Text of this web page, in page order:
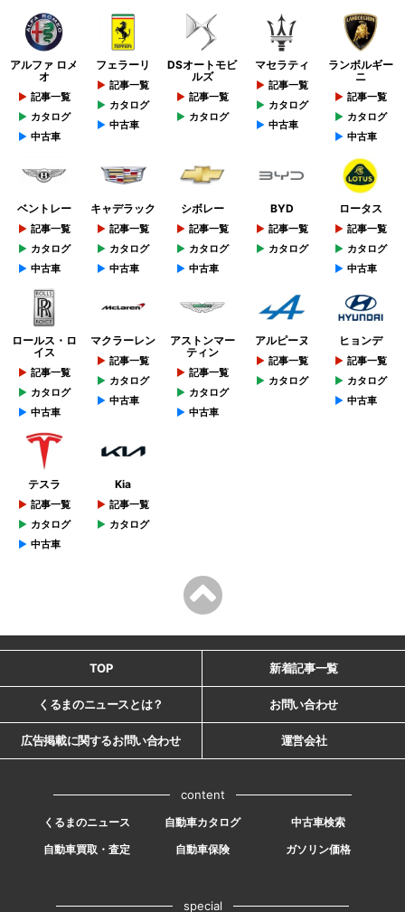
アルファ ロメ
オ
記事一覧
カタログ
中古車
フェラーリ
記事一覧
カタログ
中古車
DSオートモビ
ルズ
記事一覧
カタログ
マセラティ
記事一覧
カタログ
中古車
ランボルギー
ニ
記事一覧
カタログ
中古車
ベントレー
記事一覧
カタログ
中古車
キャデラック
記事一覧
カタログ
中古車
シボレー
記事一覧
カタログ
中古車
BYD
記事一覧
カタログ
ロータス
記事一覧
カタログ
中古車
ロールス・ロ
イス
記事一覧
カタログ
中古車
マクラーレン
記事一覧
カタログ
中古車
アストンマー
ティン
記事一覧
カタログ
中古車
アルピーヌ
記事一覧
カタログ
ヒョンデ
記事一覧
カタログ
中古車
テスラ
記事一覧
カタログ
中古車
Kia
記事一覧
カタログ
TOP 新着記事一覧
くるまのニュースとは？ お問い合わせ
広告掲載に関するお問い合わせ 運営会社
content
くるまのニュース 自動車カタログ
中古車検索
自動車買取・査定
自動車保険 ガソリン価格
special